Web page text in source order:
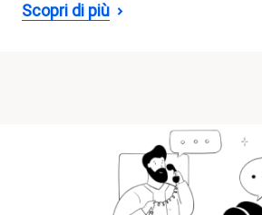
Scopri di più